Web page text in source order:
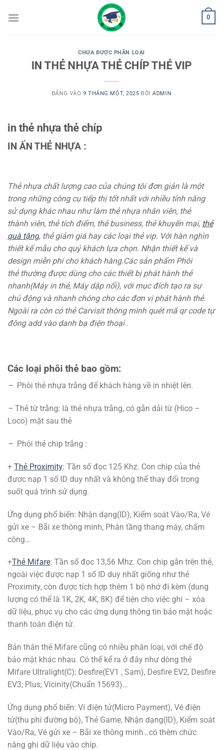
qua
0
CHƯA ĐƯỢC PHÂN LOẠI
IN THẺ NHỰA THẺ CHÍP THẺ VIP
ĐĂNG VÀO 9 THÁNG MỘT, 2025 BỞIADMIN
in thẻ nhựa thẻ chíp
IN ẤN THẺ NHỰA :
Thẻ nhựa chất lượng cao của chúng tôi đơn giản là một
trong những công cụ tiếp thị tốt nhất với nhiều tính năng
sử dụng khác nhau như làm thẻ nhựa nhân viên, thẻ
thành viên, thẻ tích điểm, thẻ business, thẻ khuyến mại, thẻ
quà tặng, thẻ giảm giá hay các loại thẻ vip. Với hàn nghìn
thiết kế mẫu cho quý khách lựa chọn. Nhận thiết kế và
design miễn phí cho khách hàng.Các sản phẩm Phôi
thẻ thường được dùng cho các thiết bị phát hành thẻ
nhanh(Máy in thẻ, Máy dập nổi), với mục đích tạo ra sự
chủ động và nhanh chóng cho các đơn vị phát hành thẻ.
Ngoài ra còn có thẻ Carvisit thông minh quét mã qr code tự
đông add vào danh bạ điện thoại .
Các loại phôi thẻ bao gồm:
– Phôi thẻ nhựa trắng để khách hàng về in nhiệt lên.
– Thẻ từ trắng: là thẻ nhựa trắng, có gắn dải từ (Hico –
Loco) mặt sau thẻ
– Phôi thẻ chip trắng :
+ Thẻ Proximity: Tần số đọc 125 Khz. Con chip của thẻ
đươc nạp 1 số ID duy nhất và không thể thay đổi trong
suốt quá trình sử dụng.
Ứng dụng phổ biến: Nhận dạng(ID), Kiểm soát Vào/Ra, Vé
gửi xe – Bãi xe thông minh, Phân tầng thang máy, chấm
công…
+Thẻ Mifare: Tần số đọc 13,56 Mhz. Con chip gắn trên thẻ,
ngoài việc được nạp 1 số ID duy nhất giống như thẻ
Proximity, còn được tích hợp thêm 1 bộ nhớ đi kèm (dung
lượng có thể là 1K, 2K, 4K, 8K) để tiện cho việc ghi – xóa
dữ liệu, phục vụ cho các ứng dụng thông tin bảo mật hoặc
thanh toán điện tử.
Bản thân thẻ Mifare cũng có nhiều phân loại, với chế độ
bảo mật khác nhau. Có thể kể ra ở đây như dòng thẻ
Mifare Ultralight(C); Desfire(EV1 , Sam), Desfire EV2, Desfire
EV3; Plus; Vicinity(Chuẩn 15693)…
Ứng dụng phổ biến: Ví điện tử(Micro Payment), Vé điện
tử(thu phí đường bộ), Thẻ Game, Nhận dạng(ID), Kiểm soát
Vào/Ra, Vé gửi xe – Bãi xe thông minh…có thêm chức
năng ghi dữ liệu vào chíp.